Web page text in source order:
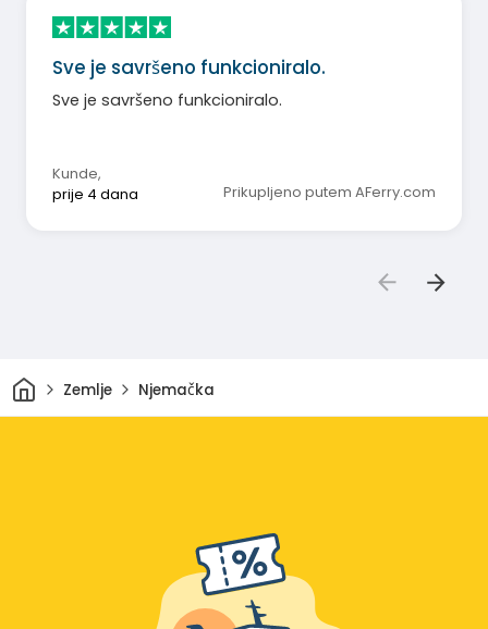
Sve je savršeno funkcioniralo.
Sve je savršeno funkcioniralo.
Kunde,
prije 4 dana
Prikupljeno putem AFerry.com
DomZemlje Njemačka